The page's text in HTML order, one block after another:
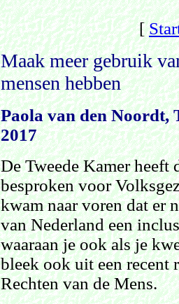
[
Maak meer gebruik
mensen hebben
Paola van den Noordt,
2017
De Tweede Kamer heeft
besproken voor
kwam naar voren dat er
van Nederland een
waaraan je ook als je
bleek ook uit een recent
Rechten van de Mens.